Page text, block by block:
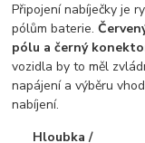
Připojení nabíječky je
pólům baterie.
pólu a černý
vozidla by to měl
napájení a výběru
nabíjení.
Hloubka /